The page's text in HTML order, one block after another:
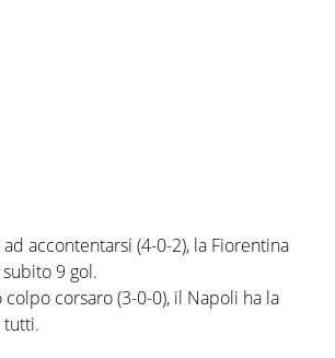
accontentarsi (4-0-2), la Fiorentina
9 gol.
corsaro (3-0-0), il Napoli ha la
tutti.